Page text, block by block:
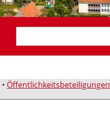
• Öffentlichkeitsbeteiligungen